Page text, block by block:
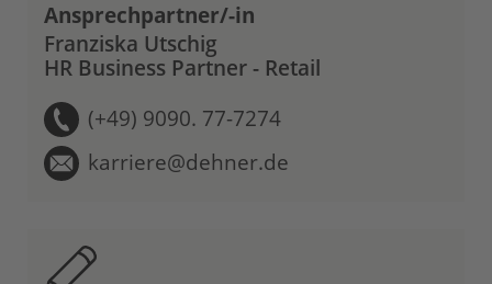
Ansprechpartner/-in
Franziska Utschig
HR Business Partner - Retail
(+49) 9090. 77-7274
karriere@dehner.de